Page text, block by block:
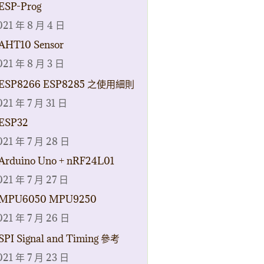
Prog
年 8 月 4 日
Sensor
年 8 月 3 日
ESP8285 之使用細則
年 7 月 31 日
年 7 月 28 日
Uno + nRF24L01
年 7 月 27 日
MPU9250
年 7 月 26 日
Signal and Timing 參考
年 7 月 23 日